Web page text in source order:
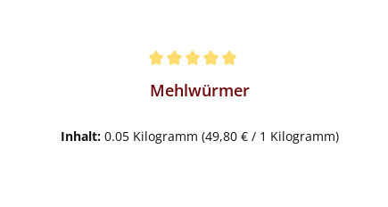
Mehlwürmer
Inhalt: 0.05 Kilogramm (49,80 € / 1 Kilogramm)